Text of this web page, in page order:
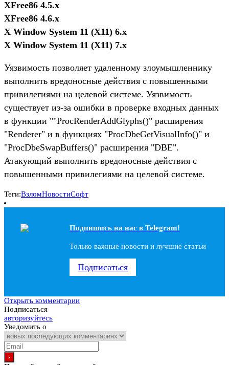
XFree86 4.5.x
XFree86 4.6.x
X Window System 11 (X11) 6.x
X Window System 11 (X11) 7.x
Уязвимость позволяет удаленному злоумышленнику
выполнить вредоносные действия с повышенными
привилегиями на целевой системе. Уязвимость
существует из-за ошибки в проверке входных данных
в функции ""ProcRenderAddGlyphs()" расширения
"Renderer" и в функциях "ProcDbeGetVisualInfo()" и
"ProcDbeSwapBuffers()" расширения "DBE".
Атакующий выполнить вредоносные действия с
повышенными привилегиями на целевой системе.
Теги:ВзломНовостиСофт
Подпишись на наc в Telegram!
Только важные новости и лучшие статьи
Подписаться
Открыть комментарии
Подписаться
авторизуйтесь
Уведомить о